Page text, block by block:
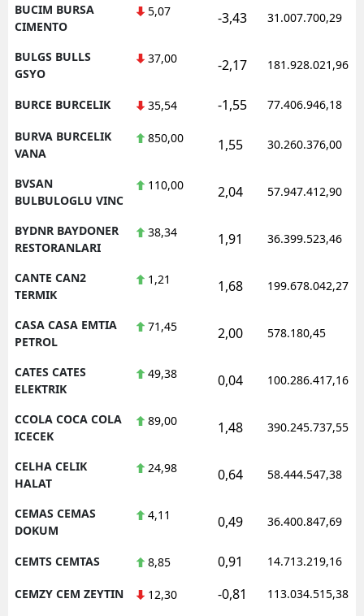
BUCIM BURSA
CIMENTO
5,07 -3,43 31.007.700,29
BULGS BULLS
GSYO
37,00 -2,17 181.928.021,96
BURCE BURCELIK 35,54 -1,55 77.406.946,18
BURVA BURCELIK
VANA
850,00 1,55 30.260.376,00
BVSAN
BULBULOGLU VINC
110,00 2,04 57.947.412,90
BYDNR BAYDONER
RESTORANLARI
38,34 1,91 36.399.523,46
CANTE CAN2
TERMIK
1,21 1,68 199.678.042,27
CASA CASA EMTIA
PETROL
71,45 2,00 578.180,45
CATES CATES
ELEKTRIK
49,38 0,04 100.286.417,16
CCOLA COCA COLA
ICECEK
89,00 1,48 390.245.737,55
CELHA CELIK
HALAT
24,98 0,64 58.444.547,38
CEMAS CEMAS
DOKUM
4,11 0,49 36.400.847,69
CEMTS CEMTAS 8,85 0,91 14.713.219,16
CEMZY CEM ZEYTIN 12,30 -0,81 113.034.515,38